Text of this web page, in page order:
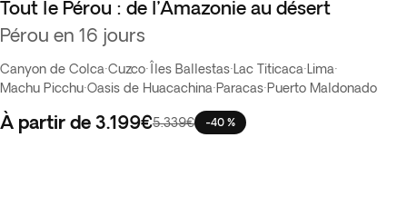
Tout le Pérou : de l’Amazonie au désert
Pérou en 16 jours
Canyon de Colca·Cuzco· Îles Ballestas· Lac Titicaca· Lima·
Machu Picchu·Oasis de Huacachina·Paracas·Puerto Maldonado
À partir de 3.199€5.339€ -40 %